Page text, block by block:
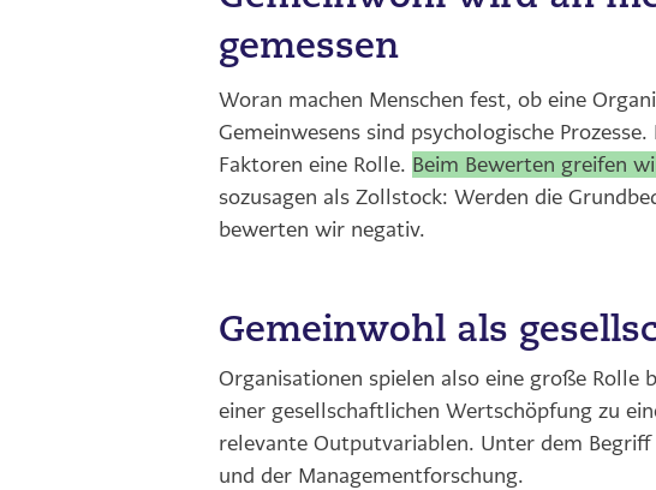
gemessen
Woran machen Menschen fest, ob eine
Gemeinwesens sind psychologische
Faktoren eine Rolle. Beim Bewerten greifen
sozusagen als Zollstock: Werden die
bewerten wir negativ.
Gemeinwohl als
Organisationen spielen also eine große
einer gesellschaftlichen Wertschöpfung zu
relevante Outputvariablen. Unter dem
und der Managementforschung.